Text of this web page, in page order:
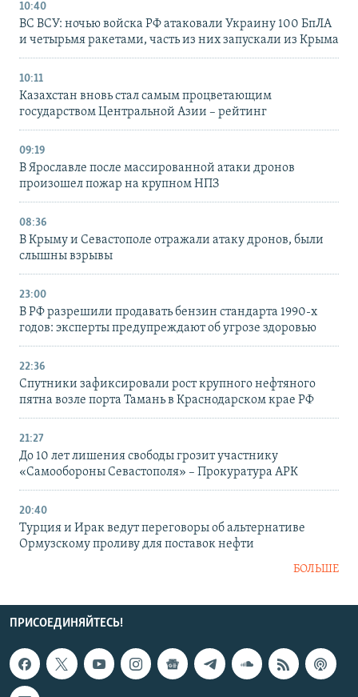
10:40
ВС ВСУ: ночью войска РФ атаковали Украину 100 БпЛА
и четырьмя ракетами, часть из них запускали из Крыма
10:11
Казахстан вновь стал самым процветающим
государством Центральной Азии – рейтинг
09:19
В Ярославле после массированной атаки дронов
произошел пожар на крупном НПЗ
08:36
В Крыму и Севастополе отражали атаку дронов, были
слышны взрывы
23:00
В РФ разрешили продавать бензин стандарта 1990-х
годов: эксперты предупреждают об угрозе здоровью
22:36
Спутники зафиксировали рост крупного нефтяного
пятна возле порта Тамань в Краснодарском крае РФ
21:27
До 10 лет лишения свободы грозит участнику
«Самообороны Севастополя» – Прокуратура АРК
20:40
Турция и Ирак ведут переговоры об альтернативе
Ормузскому проливу для поставок нефти
БОЛЬШЕ
ПРИСОЕДИНЯЙТЕСЬ!